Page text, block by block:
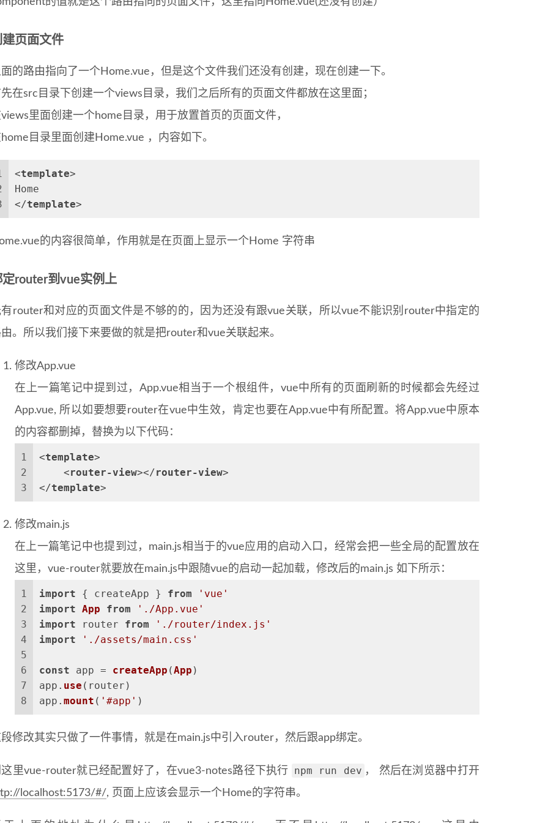
建页面文件
的路由指向了一个Home.vue，但是这个文件我们还没有创建，现在创建一下。
在src目录下创建一个views目录，我们之后所有的页面文件都放在这里面；
里面创建一个home目录，用于放置首页的页面文件，
目录里面创建Home.vue ，内容如下。
<template>
Home
</template>
的内容很简单，作用就是在页面上显示一个Home 字符串
定router到vue实例上
有router和对应的页面文件是不够的的，因为还没有跟vue关联，所以vue不能识别router中指定的
。所以我们接下来要做的就是把router和vue关联起来。
修改App.vue
在上一篇笔记中提到过，App.vue相当于一个根组件，vue中所有的页面刷新的时候都会先经过
App.vue, 所以如要想要router在vue中生效，肯定也要在App.vue中有所配置。将App.vue中原本
的内容都删掉，替换为以下代码：
1
2
3
<template>
<router-view></router-view>
</template>
修改main.js
在上一篇笔记中也提到过，main.js相当于的vue应用的启动入口，经常会把一些全局的配置放在
这里，vue-router就要放在main.js中跟随vue的启动一起加载，修改后的main.js 如下所示：
1
2
3
4
5
6
7
8
import { createApp } from
'vue'
import App from
'./App.vue'
import router from
'./router/index.js'
import
'./assets/main.css'
const app = createApp (App )
app. use (router)
app. mount ( '#app' )
修改其实只做了一件事情，就是在main.js中引入router，然后跟app绑定。
这里vue-router就已经配置好了，在vue3-notes路径下执行 npm run dev ， 然后在浏览器中打开
localhost:5173/#/, 页面上应该会显示一个Home的字符串。